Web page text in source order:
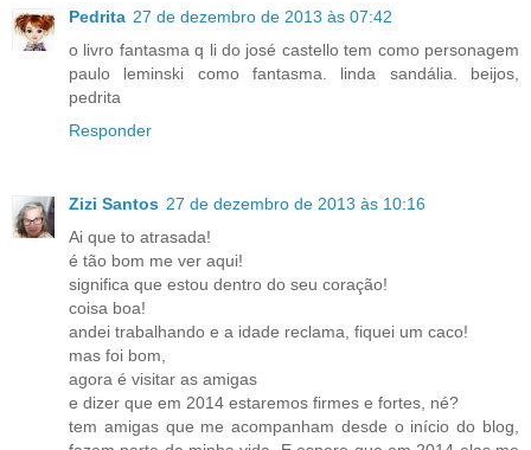
Pedrita 27 de dezembro de 2013 às 07:42
o livro fantasma q li do josé castello tem como personagem
paulo leminski como fantasma. linda sandália. beijos,
pedrita
Responder
Zizi Santos 27 de dezembro de 2013 às 10:16
Ai que to atrasada!
é tão bom me ver aqui!
significa que estou dentro do seu coração!
coisa boa!
andei trabalhando e a idade reclama, fiquei um caco!
mas foi bom,
agora é visitar as amigas
e dizer que em 2014 estaremos firmes e fortes, né?
tem amigas que me acompanham desde o início do blog,